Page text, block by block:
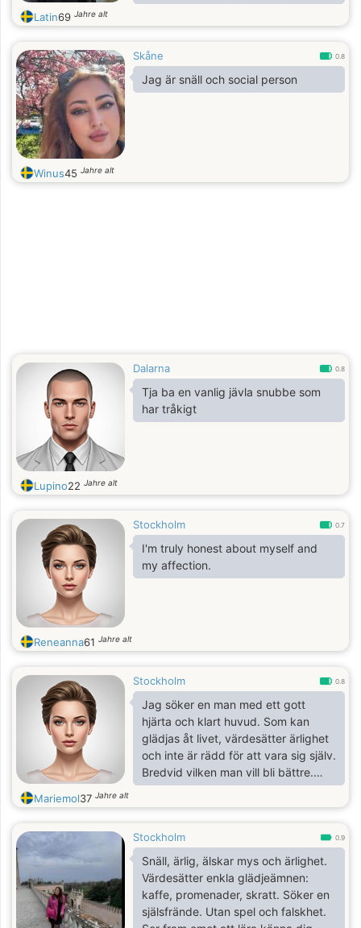
dance this makes it give a lot of
energy to the soul and to love lt.
Latin69 Jahre alt
Skåne 0.8
Jag är snäll och social person
Winus45 Jahre alt
Dalarna 0.8
Tja ba en vanlig jävla snubbe som
har tråkigt
Lupino22 Jahre alt
Stockholm 0.7
I'm truly honest about myself and
my affection.
Reneanna61 Jahre alt
Stockholm 0.8
Jag söker en man med ett gott
hjärta och klart huvud. Som kan
glädjas åt livet, värdesätter ärlighet
och inte är rädd för att vara sig själv.
Bredvid vilken man vill bli bättre.
Utan spel, utan falskhet. Bara en
äkta människa för äkta relationer.
Mariemol37 Jahre alt
Stockholm 0.9
Snäll, ärlig, älskar mys och ärlighet.
Värdesätter enkla glädjeämnen:
kaffe, promenader, skratt. Söker en
själsfrände. Utan spel och falskhet.